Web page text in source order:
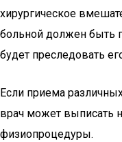
хирургическое
больной должен быть
будет преследовать
Если приема
врач может выписать
физиопроцедуры.